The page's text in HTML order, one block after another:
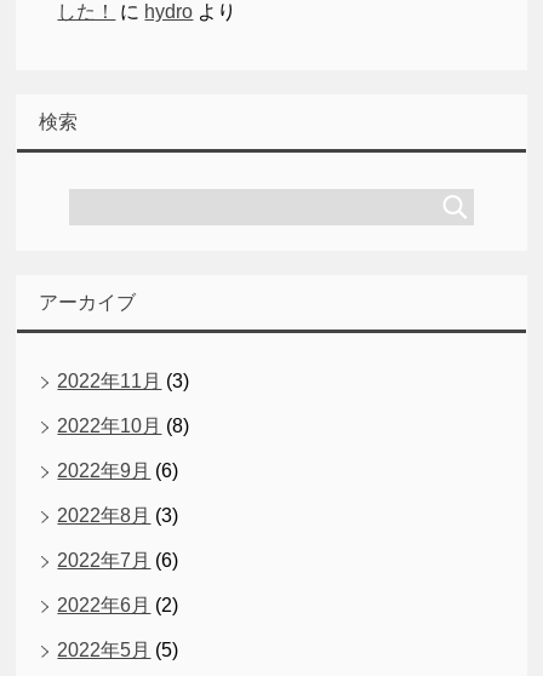
した！
に hydro より
検索
アーカイブ
2022年11月 (3)
2022年10月 (8)
2022年9月 (6)
2022年8月 (3)
2022年7月 (6)
2022年6月 (2)
2022年5月 (5)